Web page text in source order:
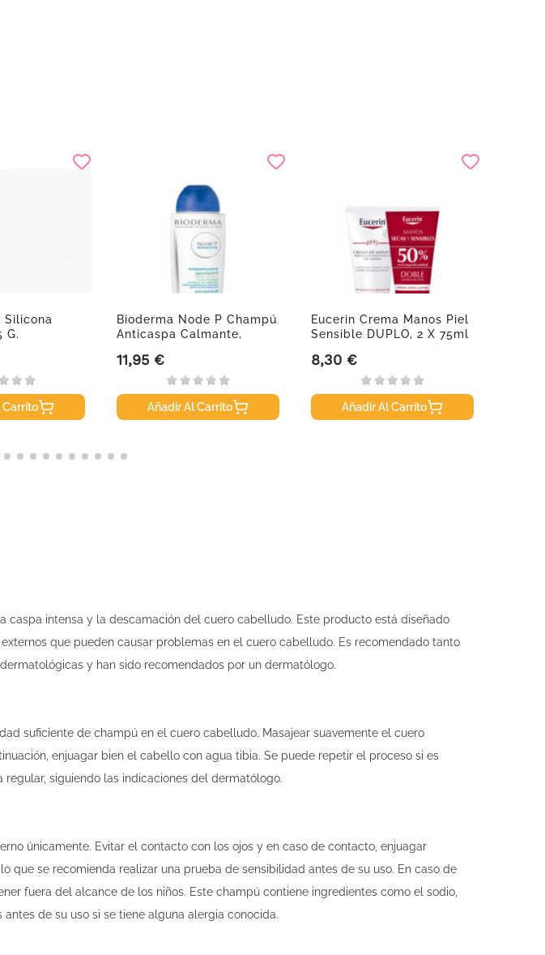
Silicona
G.
Carrito
Bioderma Node P Champú
Anticaspa Calmante,
Precio
11,95 €
Añadir Al Carrito
Eucerin Crema Manos Piel
Sensible DUPLO, 2 X 75ml
Precio
8,30 €
Añadir Al Carrito
intensa y la descamación del cuero cabelludo. Este producto está diseñado
que pueden causar problemas en el cuero cabelludo. Es recomendado tanto
y han sido recomendados por un dermatólogo.
suficiente de champú en el cuero cabelludo. Masajear suavemente el cuero
enjuagar bien el cabello con agua tibia. Se puede repetir el proceso si es
siguiendo las indicaciones del dermatólogo.
únicamente. Evitar el contacto con los ojos y en caso de contacto, enjuagar
se recomienda realizar una prueba de sensibilidad antes de su uso. En caso de
fuera del alcance de los niños. Este champú contiene ingredientes como el sodio,
de su uso si se tiene alguna alergia conocida.